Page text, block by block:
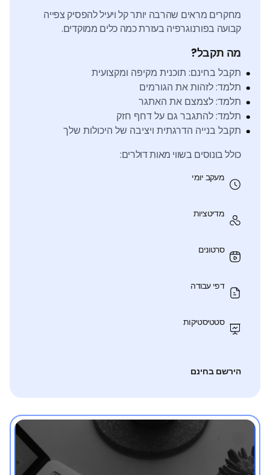
מחקרים מראים שהרבה יותר קל ויעיל להפסיק צפייה
קבועה בפורנוגרפיה בעזרת כמה כלים ממוקדים.
מה תקבל?
תקבל בחינם: תוכנית מקיפה ומקצועית
תלמד: לזהות את הגורמים
תלמד: לצמצם את האתגר
תלמד: להתגבר גם על דחף חזק
תקבל בנייה הדרגתית ויציבה של היכולות שלך
כולל בונוסים בשווי מאות דולרים:
מעקב יומי
מדיטציות
סרטונים
דפי עבודה
סטטיסטיקות
הירשם בחינם